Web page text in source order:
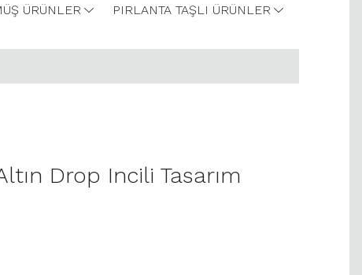
ÜRÜNLER PIRLANTA TAŞLI ÜRÜNLER
Drop Incili Tasarım